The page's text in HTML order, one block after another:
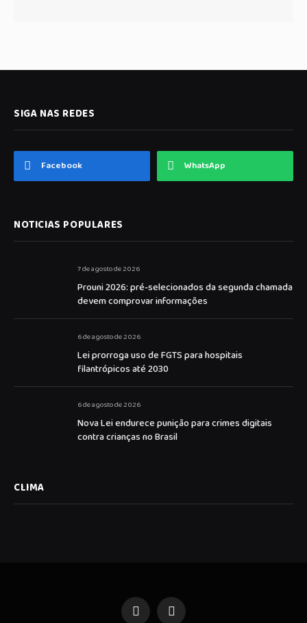
SIGA NAS REDES
Facebook WhatsApp
NOTICIAS POPULARES
7 de agosto de 2026
Prouni 2026: pré-selecionados da segunda chamada
devem comprovar informações
6 de agosto de 2026
Lei prorroga uso de FGTS para hospitais
filantrópicos até 2030
6 de agosto de 2026
Nova Lei endurece punição para crimes digitais
contra crianças no Brasil
CLIMA
FacebookInstagram